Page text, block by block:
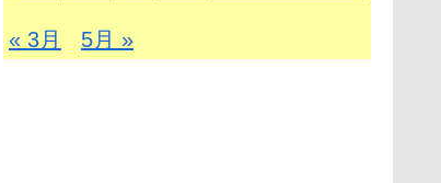
« 3月 5月 »